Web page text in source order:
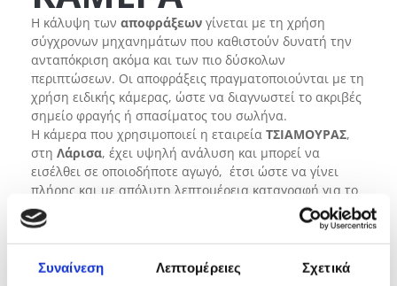
Συναίνεση Λεπτομέρειες Σχετικά
Η κάλυψη των αποφράξεων γίνεται με τη χρήση
σύγχρονων μηχανημάτων που καθιστούν δυνατή την
ανταπόκριση ακόμα και των πιο δύσκολων
περιπτώσεων. Οι αποφράξεις πραγματοποιούνται με τη
χρήση ειδικής κάμερας, ώστε να διαγνωστεί το ακριβές
σημείο φραγής ή σπασίματος του σωλήνα.
Η κάμερα που χρησιμοποιεί η εταιρεία ΤΣΙΑΜΟΥΡΑΣ,
στη Λάρισα, έχει υψηλή ανάλυση και μπορεί να
εισέλθει σε οποιοδήποτε αγωγό, έτσι ώστε να γίνει
πλήρης και με απόλυτη λεπτομέρεια καταγραφή για το
πρόβλημα που επικρατεί στο εσωτερικό.
Εμπιστευτείτε την εμπειρία των ειδικών στις
αποφράξεις και καλέστε όλο το 24ωρο για οποιοδήποτε